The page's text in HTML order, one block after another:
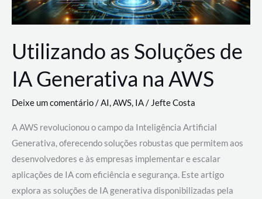
Utilizando as Soluções de
IA Generativa na AWS
Deixe um comentário/AI,AWS, IA/Jefte Costa
A AWS revolucionou o campo da Inteligência Artificial
Generativa, oferecendo soluções robustas que permitem aos
desenvolvedores e às empresas implementar e escalar
aplicações de IA com eficiência e segurança. Este artigo
explora as soluções de IA generativa disponibilizadas pela